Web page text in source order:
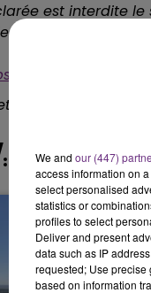
LA FAMILLE
FM
est interdite
t.co/OAk4LrtMzI
We and our (447)
access information on
select personalised
statistics or
profiles to select
Deliver and present
data such as IP
requested; Use precise
based on information